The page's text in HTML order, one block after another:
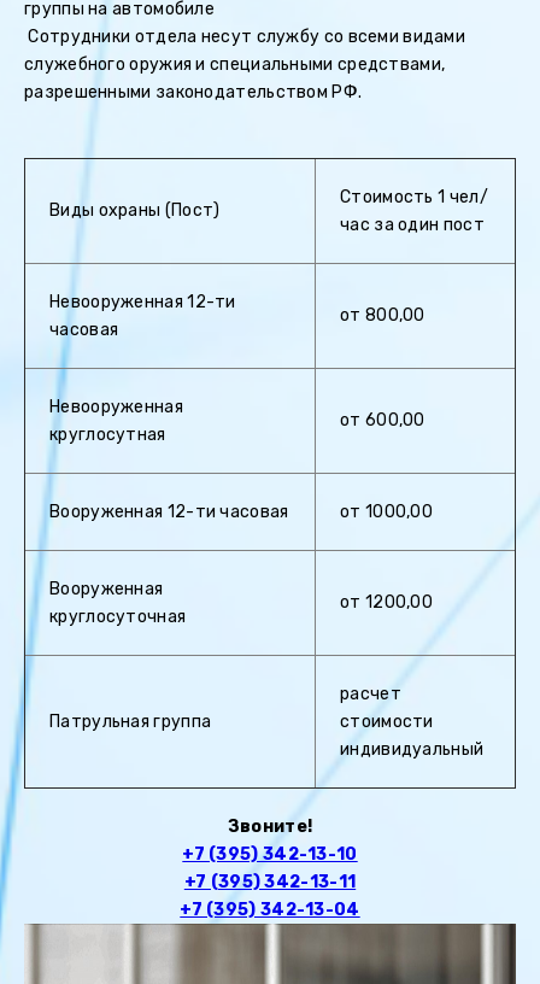
группы на автомобиле
Сотрудники отдела несут службу со всеми видами
служебного оружия и специальными средствами,
разрешенными законодательством РФ.
Виды охраны (Пост)
Стоимость 1 чел/
час за один пост
Невооруженная 12-ти
часовая
от 800,00
Невооруженная
круглосутная
от 600,00
Вооруженная 12-ти часовая от 1000,00
Вооруженная
круглосуточная
от 1200,00
Патрульная группа
расчет
стоимости
индивидуальный
Звоните!
+7 (395) 342-13-10
+7 (395) 342-13-11
+7 (395) 342-13-04